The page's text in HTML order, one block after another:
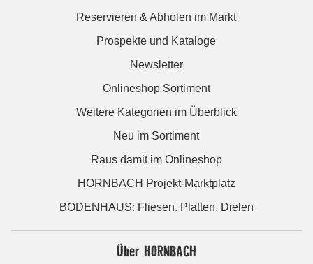
Reservieren & Abholen im Markt
Prospekte und Kataloge
Newsletter
Onlineshop Sortiment
Weitere Kategorien im Überblick
Neu im Sortiment
Raus damit im Onlineshop
HORNBACH Projekt-Marktplatz
BODENHAUS: Fliesen. Platten. Dielen
Über HORNBACH